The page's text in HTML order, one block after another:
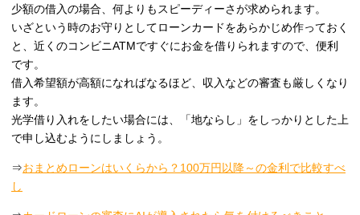
少額の借入の場合、何よりもスピーディーさが求められます。
いざという時のお守りとしてローンカードをあらかじめ作っておく
と、近くのコンビニATMですぐにお金を借りられますので、便利
です。
借入希望額が高額になればなるほど、収入などの審査も厳しくなり
ます。
光学借り入れをしたい場合には、「地ならし」をしっかりとした上
で申し込むようにしましょう。
⇒おまとめローンはいくらから？100万円以降～の金利で比較すべ
し